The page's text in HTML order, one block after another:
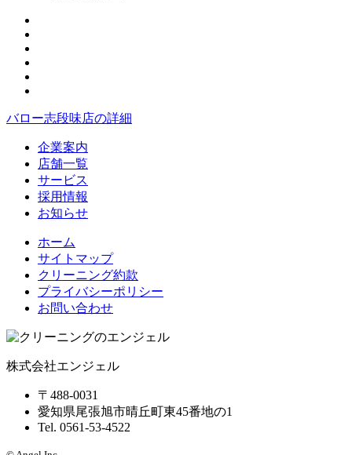
バロー志段味店の詳細
企業案内
店舗一覧
サービス
採用情報
お知らせ
ホーム
サイトマップ
クリーニング約款
プライバシーポリシー
お問い合わせ
株式会社エンジェル
〒488-0031
愛知県尾張旭市晴丘町東45番地の1
Tel. 0561-53-4522